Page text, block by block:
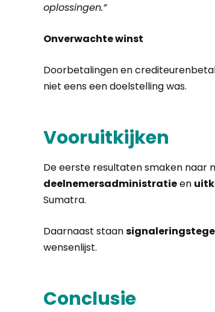
oplossingen.”
Onverwachte winst
Doorbetalingen en
niet eens een doelstelling was.
Vooruitkijken
De eerste resultaten smaken naar
deelnemersadministratieen
Sumatra.
Daarnaast staan
wensenlijst.
Conclusie